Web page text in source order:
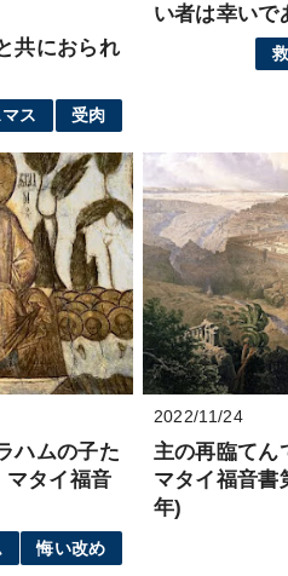
共におられ
ス 受肉
い者は幸いで
ハムの子た
マタイ福音
悔い改め
2022/11/24
主の再臨てん
マタイ福音書
年)